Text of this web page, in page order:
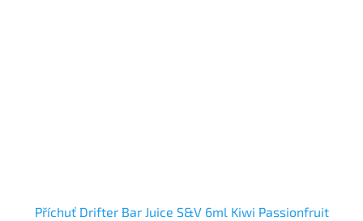
Příchuť Drifter Bar Juice S&V 6ml Kiwi Passionfruit